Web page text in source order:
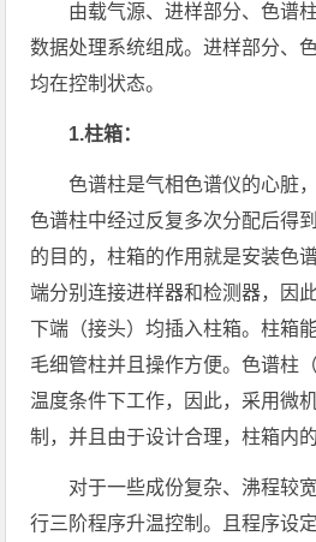
由载气源、进样部分、色谱
数据处理系统组成。进样部分、
均在控制状态。
1.柱箱：
色谱柱是气相色谱仪的心脏
色谱柱中经过反复多次分配后得
的目的，柱箱的作用就是安装色
端分别连接进样器和检测器，因
下端（接头）均插入柱箱。柱箱
毛细管柱并且操作方便。色谱柱
温度条件下工作，因此，采用微
制，并且由于设计合理，柱箱内
对于一些成份复杂、沸程较
行三阶程序升温控制。且程序设